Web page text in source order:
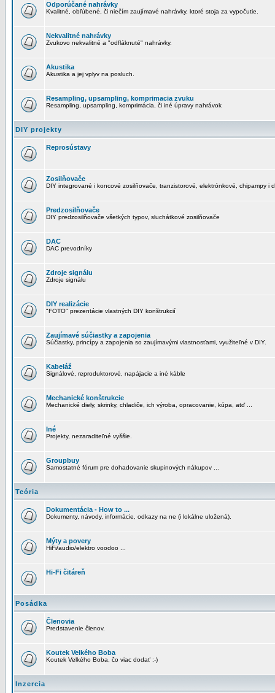
Odporúčané nahrávky
Kvalitné, obľúbené, či niečím zaujímavé nahrávky, ktoré stoja za vypočutie.
Nekvalitné nahrávky
Zvukovo nekvalitné a "odfláknuté" nahrávky.
Akustika
Akustika a jej vplyv na posluch.
Resampling, upsampling, komprimacia zvuku
Resampling, upsampling, komprimácia, či iné úpravy nahrávok
DIY projekty
Reprosústavy
Zosilňovače
DIY integrované i koncové zosilňovače, tranzistorové, elektrónkové, chipampy i
Predzosilňovače
DIY predzosilňovače všetkých typov, sluchátkové zosilňovače
DAC
DAC prevodníky
Zdroje signálu
Zdroje signálu
DIY realizácie
"FOTO" prezentácie vlastných DIY konštrukcií
Zaujímavé súčiastky a zapojenia
Súčiastky, princípy a zapojenia so zaujímavými vlastnosťami, využiteľné v DIY.
Kabeláž
Signálové, reproduktorové, napájacie a iné káble
Mechanické konštrukcie
Mechanické diely, skrinky, chladiče, ich výroba, opracovanie, kúpa, atď ...
Iné
Projekty, nezaraditeľné vyššie.
Groupbuy
Samostatné fórum pre dohadovanie skupinových nákupov ...
Teória
Dokumentácia - How to ...
Dokumenty, návody, informácie, odkazy na ne (i lokálne uložená).
Mýty a povery
HiFi/audio/elektro voodoo ...
Hi-Fi čitáreň
Posádka
Členovia
Predstavenie členov.
Koutek Velkého Boba
Koutek Velkého Boba, čo viac dodať :-)
Inzercia